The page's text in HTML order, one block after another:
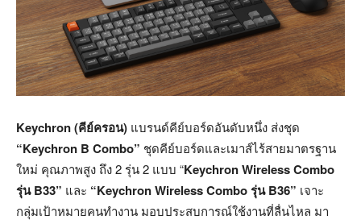
Keychron (คีย์ครอน) แบรนด์คีย์บอร์ดอันดับหนึ่ง ส่งชุด
“Keychron B Combo” ชุดคีย์บอร์ดและเมาส์ไร้สายมาตรฐาน
ใหม่ คุณภาพสูง ถึง 2 รุ่น 2 แบบ “Keychron Wireless Combo
รุ่น B33” และ “Keychron Wireless Combo รุ่น B36” เจาะ
กลุ่มเป้าหมายคนทำงาน มอบประสบการณ์ใช้งานที่ลื่นไหล มา